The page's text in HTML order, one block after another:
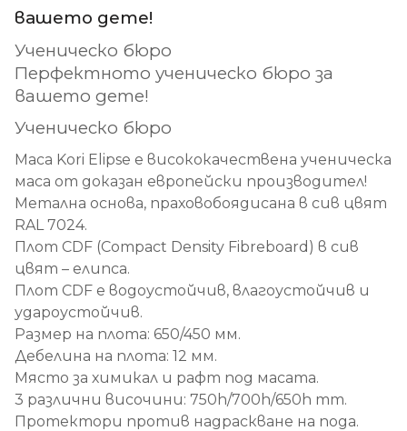
вашето дете!
Ученическо бюро
Перфектното ученическо бюро за
вашето дете!
Ученическо бюро
Маса Kori Elipse е висококачествена ученическа
маса от доказан европейски производител!
Метална основа, праховобоядисана в сив цвят
RAL 7024.
Плот CDF (Compact Density Fibreboard) в сив
цвят – елипса.
Плот CDF е водоустойчив, влагоустойчив и
удароустойчив.
Размер на плота: 650/450 мм.
Дебелина на плота: 12 мм.
Място за химикал и рафт под масата.
3 различни височини: 750h/700h/650h mm.
Протектори против надраскване на пода.